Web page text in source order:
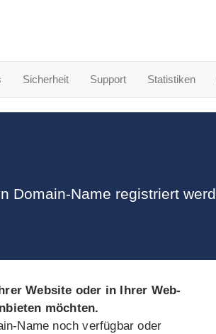
Sicherheit Support Statistiken
Domain-Name registriert
Website oder in Ihrer Web-
möchten.
Name noch verfügbar oder